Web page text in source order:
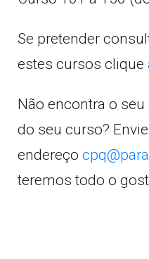
Se pretender
estes cursos clique
Não encontra o
do seu curso?
endereço
teremos todo o